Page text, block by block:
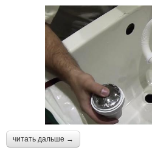
читать дальше →